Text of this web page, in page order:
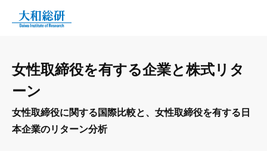
女性取締役を有する企業と株式リタ
ーン
女性取締役に関する国際比較と、女性取締役を有する日
本企業のリターン分析